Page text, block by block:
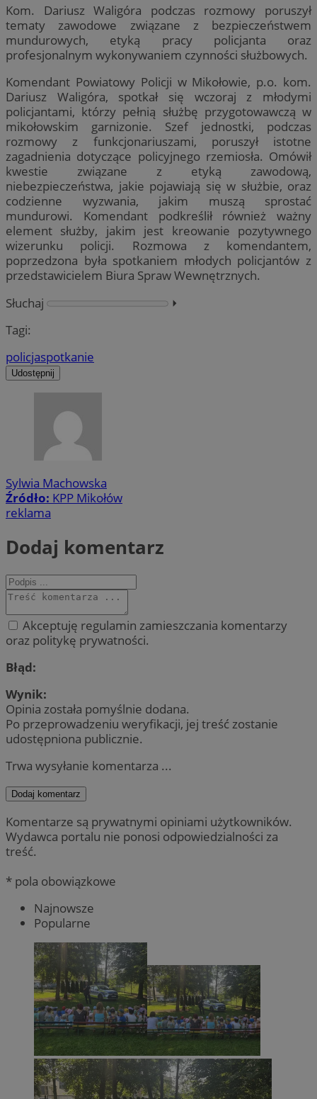
Kom. Dariusz Waligóra podczas rozmowy poruszył
tematy zawodowe związane z bezpieczeństwem
mundurowych, etyką pracy policjanta oraz
profesjonalnym wykonywaniem czynności służbowych.
Komendant Powiatowy Policji w Mikołowie, p.o. kom.
Dariusz Waligóra, spotkał się wczoraj z młodymi
policjantami, którzy pełnią służbę przygotowawczą w
mikołowskim garnizonie. Szef jednostki, podczas
rozmowy z funkcjonariuszami, poruszył istotne
zagadnienia dotyczące policyjnego rzemiosła. Omówił
kwestie związane z etyką zawodową,
niebezpieczeństwa, jakie pojawiają się w służbie, oraz
codzienne wyzwania, jakim muszą sprostać
mundurowi. Komendant podkreślił również ważny
element służby, jakim jest kreowanie pozytywnego
wizerunku policji. Rozmowa z komendantem,
poprzedzona była spotkaniem młodych policjantów z
przedstawicielem Biura Spraw Wewnętrznych.
Słuchaj
⏵︎
Tagi:
policjaspotkanie
Udostępnij
Sylwia Machowska
Źródło: KPP Mikołów
reklama
Dodaj komentarz
Akceptuję regulamin zamieszczania komentarzy
oraz politykę prywatności.
Błąd:
Wynik:
Opinia została pomyślnie dodana.
Po przeprowadzeniu weryfikacji, jej treść zostanie
udostępniona publicznie.
Trwa wysyłanie komentarza ...
Dodaj komentarz
Komentarze są prywatnymi opiniami użytkowników.
Wydawca portalu nie ponosi odpowiedzialności za
treść.
* pola obowiązkowe
Najnowsze
Popularne